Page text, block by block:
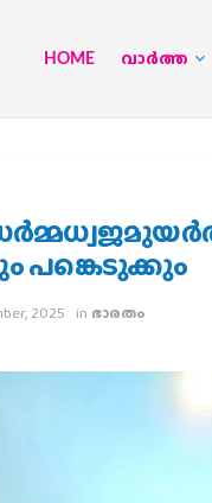
HOME വാര്‍ത്ത
2025 in ഭാരതം